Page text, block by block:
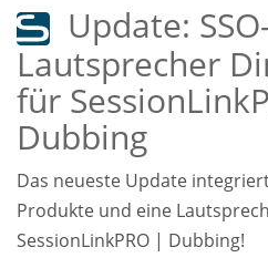
Update:
Lautsprecher
für
Dubbing
Das neueste Update
Produkte und eine
SessionLinkPRO | Dubbing!